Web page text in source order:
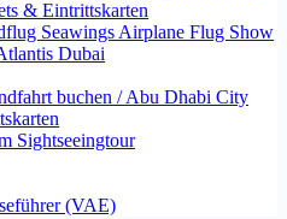
& Eintrittskarten
Seawings Airplane Flug Show
Dubai
buchen / Abu Dhabi City
Sightseeingtour
(VAE)